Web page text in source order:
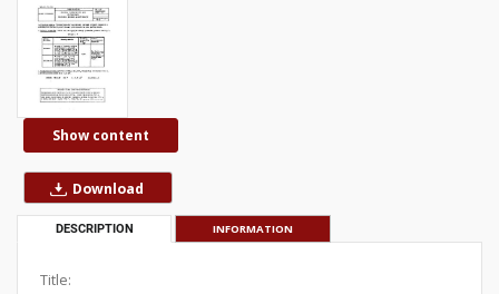
Show content
Download
DESCRIPTION INFORMATION
Title: